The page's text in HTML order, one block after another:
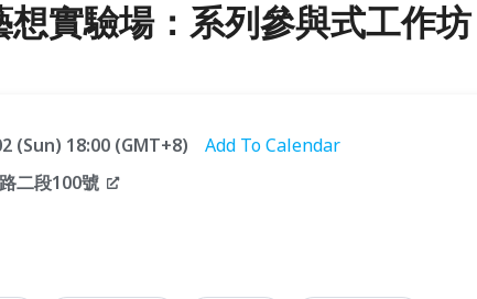
實驗場：系列參與式工作坊
(Sun) 18:00 (GMT+8)
Add To Calendar
二段100號